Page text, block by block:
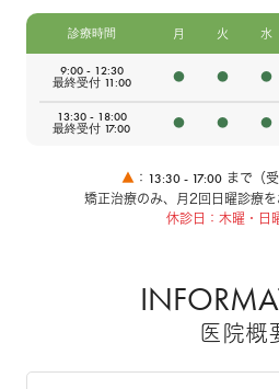
診療時間 月 火 水
9:00 - 12:30
最終受付 11:00 ● ● ●
13:30 - 18:00
最終受付 17:00 ● ● ●
▲ ： 13:30 - 17:00 まで（
矯正治療のみ、月2回日曜診療を
休診日：木曜・日
医院概